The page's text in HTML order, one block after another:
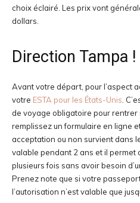
choix éclairé. Les prix vont
dollars.
Direction Tampa !
Avant votre départ, pour l’aspect
votre ESTA pour les États-Unis .
de voyage obligatoire pour rentrer
remplissez un formulaire en ligne
acceptation ou non survient dans
valable pendant 2 ans et il permet
plusieurs fois sans avoir besoin
Prenez note que si votre
l’autorisation n’est valable que